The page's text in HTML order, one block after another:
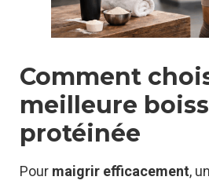
Comment
meilleure
protéinée
Pour maigrir efficacement,